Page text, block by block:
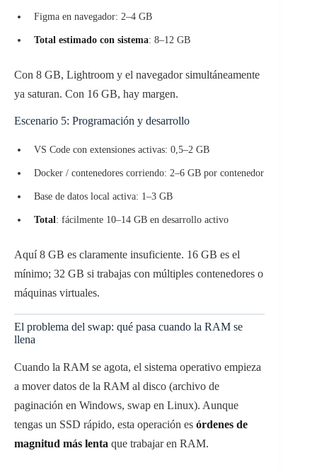
Figma en navegador: 2–4 GB
Total estimado con sistema: 8–12 GB
Con 8 GB, Lightroom y el navegador simultáneamente
ya saturan. Con 16 GB, hay margen.
Escenario 5: Programación y desarrollo
VS Code con extensiones activas: 0,5–2 GB
Docker / contenedores corriendo: 2–6 GB por contenedor
Base de datos local activa: 1–3 GB
Total: fácilmente 10–14 GB en desarrollo activo
Aquí 8 GB es claramente insuficiente. 16 GB es el
mínimo; 32 GB si trabajas con múltiples contenedores o
máquinas virtuales.
El problema del swap: qué pasa cuando la RAM se
llena
Cuando la RAM se agota, el sistema operativo empieza
a mover datos de la RAM al disco (archivo de
paginación en Windows, swap en Linux). Aunque
tengas un SSD rápido, esta operación es órdenes de
magnitud más lenta que trabajar en RAM.